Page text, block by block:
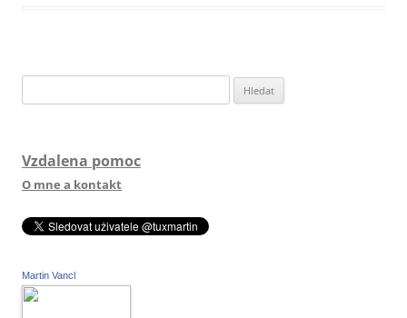
Vzdalena pomoc
O mne a kontakt
Martin Vancl